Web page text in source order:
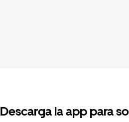
Descarga la app para